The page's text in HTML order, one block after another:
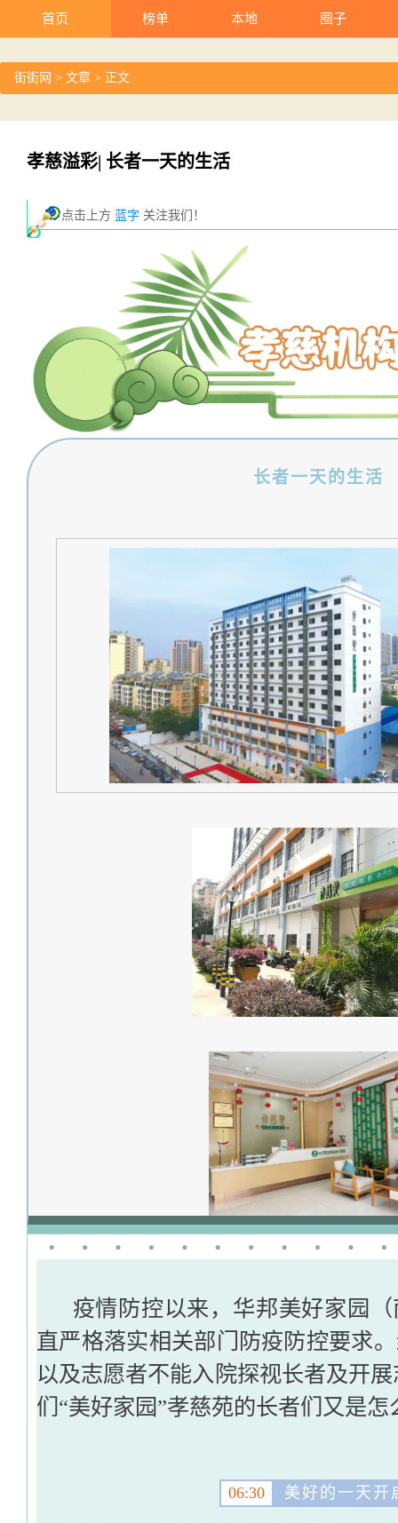
首页 榜单 本地 圈子
街街网 > 文章 > 正文
孝慈溢彩| 长者一天的生活
点击上方 蓝字 关注我们！
长者一天的生活
疫情防控以来，华邦美好家园（
直严格落实相关部门防疫防控要求
以及志愿者不能入院探视长者及开
们“美好家园”孝慈苑的长者们又是
06:30 美好的一天开